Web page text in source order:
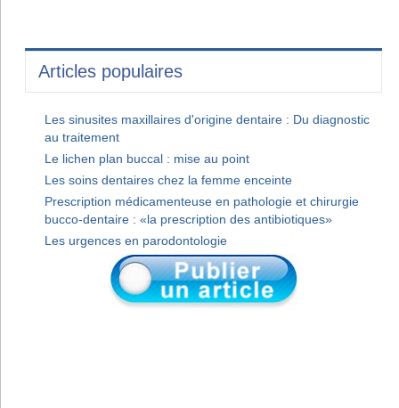
Articles populaires
Les sinusites maxillaires d'origine dentaire : Du diagnostic
au traitement
Le lichen plan buccal : mise au point
Les soins dentaires chez la femme enceinte
Prescription médicamenteuse en pathologie et chirurgie
bucco-dentaire : «la prescription des antibiotiques»
Les urgences en parodontologie